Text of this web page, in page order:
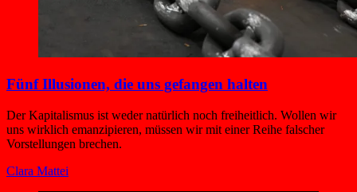
Fünf Illusionen, die uns gefangen halten
Der Kapitalismus ist weder natürlich noch freiheitlich. Wollen wir
uns wirklich emanzipieren, müssen wir mit einer Reihe falscher
Vorstellungen brechen.
Clara Mattei